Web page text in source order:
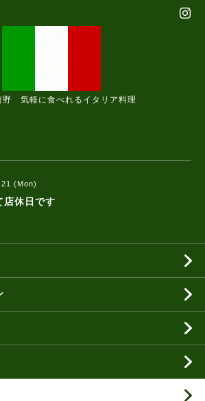
野 気軽に食べれるイタリア料理
(Mon)
店休日です